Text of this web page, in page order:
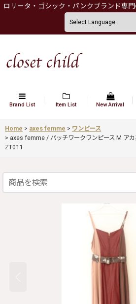
ロリータ・ゴシック・パンクブランド専
Brand List Item List New Arrival
Home > axes femme > ワンピース
> axes femme / パッチワークワンピース M アカ
ZT011